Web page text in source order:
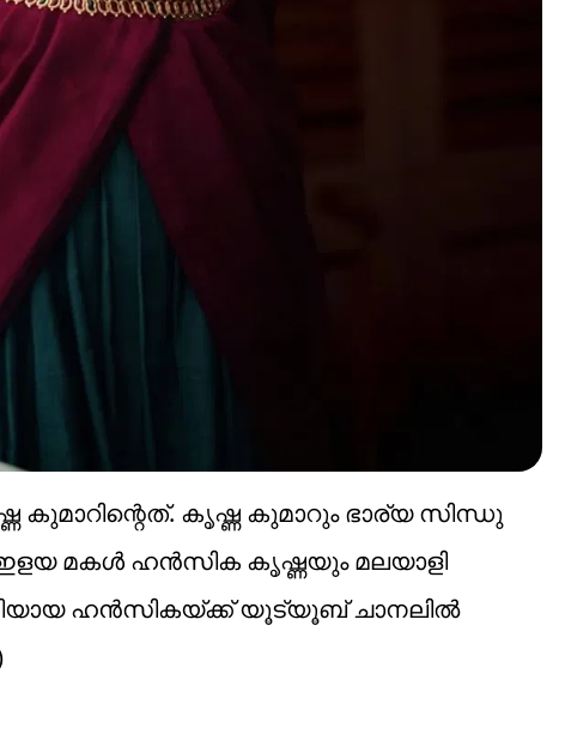
കൃഷ്ണ കുമാറും ഭാര്യ സിന്ധു
മകൾ ഹൻസിക ക‍ൃഷ്ണയും മലയാളി
ഹൻസികയ്ക്ക് യൂട്യൂബ് ചാനലിൽ